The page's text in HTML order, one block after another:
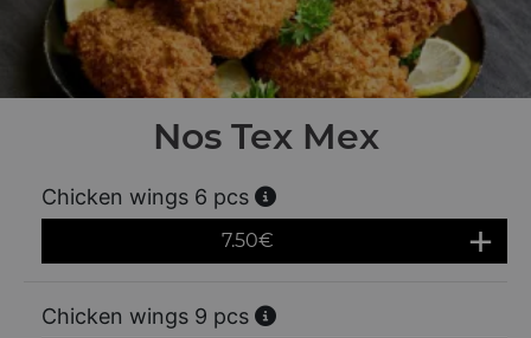
Nos Tex Mex
Chicken wings 6 pcs
7.50€
Chicken wings 9 pcs